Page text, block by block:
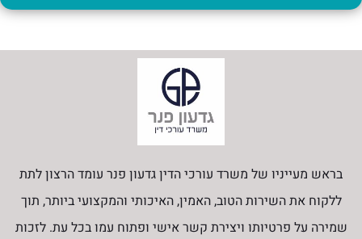
בראש מעייניו של משרד עורכי הדין גדעון פנר עומד הרצון לתת
ללקוח את השירות הטוב, האמין, האיכותי והמקצועי ביותר, תוך
שמירה על פרטיותו ויצירת קשר אישי ופתוח עמו בכל עת. לזכות